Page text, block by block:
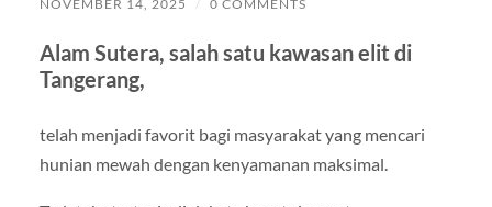
NOVEMBER 14, 2025 / 0 COMMENTS
Alam Sutera, salah satu kawasan elit di
Tangerang,
telah menjadi favorit bagi masyarakat yang mencari
hunian mewah dengan kenyamanan maksimal.